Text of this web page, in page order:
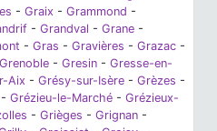
- Graix - Grammond -
- Grandval - Grane -
- Gras - Gravières - Grazac -
Grenoble - Gresin - Gresse-en-
Aix - Grésy-sur-Isère - Grèzes -
- Grézieu-le-Marché - Grézieux-
- Grièges - Grignan -